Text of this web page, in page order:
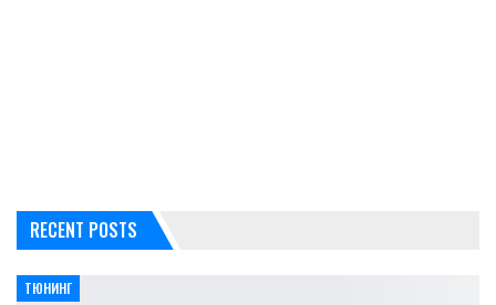
RECENT POSTS
ТЮНИНГ